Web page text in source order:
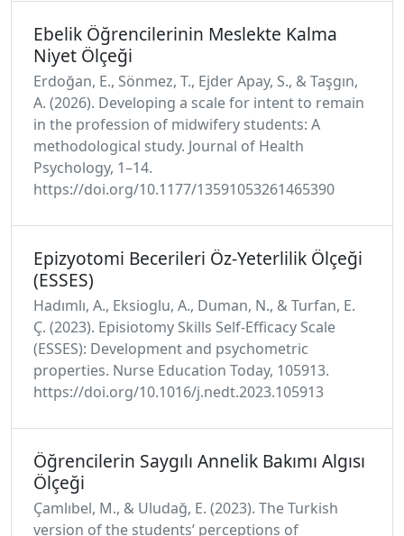
Ebelik Öğrencilerinin Meslekte Kalma
Niyet Ölçeği
Erdoğan, E., Sönmez, T., Ejder Apay, S., & Taşgın,
A. (2026). Developing a scale for intent to remain
in the profession of midwifery students: A
methodological study. Journal of Health
Psychology, 1–14.
https://doi.org/10.1177/13591053261465390
Epizyotomi Becerileri Öz-Yeterlilik Ölçeği
(ESSES)
Hadımlı, A., Eksioglu, A., Duman, N., & Turfan, E.
Ç. (2023). Episiotomy Skills Self-Efficacy Scale
(ESSES): Development and psychometric
properties. Nurse Education Today, 105913.
https://doi.org/10.1016/j.nedt.2023.105913
Öğrencilerin Saygılı Annelik Bakımı Algısı
Ölçeği
Çamlıbel, M., & Uludağ, E. (2023). The Turkish
version of the students’ perceptions of